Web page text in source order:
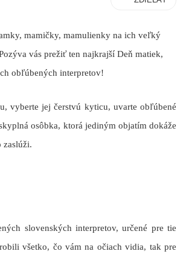
mamičky, mamulienky na ich veľký
vás prežiť ten najkrajší Deň matiek,
obľúbených interpretov!
vyberte jej čerstvú kyticu, uvarte obľúbené
osôbka, ktorá jediným objatím dokáže
zaslúži.
slovenských interpretov, určené pre tie
všetko, čo vám na očiach vidia, tak pre